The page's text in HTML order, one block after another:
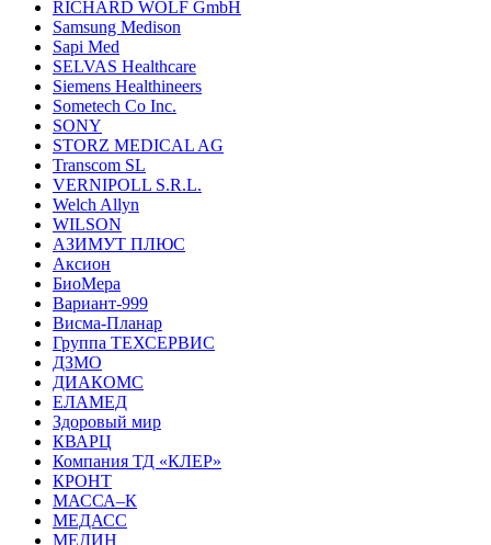
RICHARD WOLF GmbH
Samsung Medison
Sapi Med
SELVAS Healthcare
Siemens Healthineers
Sometech Co Inc.
SONY
STORZ MEDICAL AG
Transcom SL
VERNIPOLL S.R.L.
Welch Allyn
WILSON
АЗИМУТ ПЛЮС
Аксион
БиоМера
Вариант-999
Висма-Планар
Группа ТЕХСЕРВИС
ДЗМО
ДИАКОМС
ЕЛАМЕД
Здоровый мир
КВАРЦ
Компания ТД «КЛЕР»
КРОНТ
МАССА–К
МЕДАСС
МЕДИН